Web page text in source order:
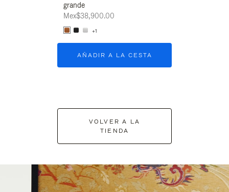
grande
Mex$38,900.00
+1
AÑADIR A LA CESTA
VOLVER A LA
TIENDA